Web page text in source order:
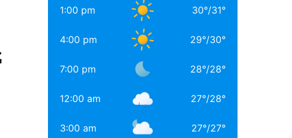
1:00 pm 30°/31°
4:00 pm 29°/30°
7:00 pm 28°/28°
12:00 am 27°/28°
3:00 am 27°/27°